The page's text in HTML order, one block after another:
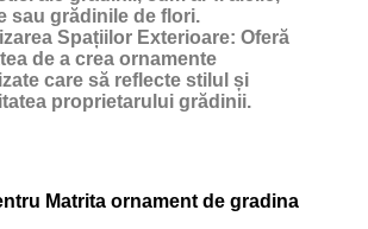
sau grădinile de flori.
Spațiilor Exterioare: Oferă
de a crea ornamente
care să reflecte stilul și
proprietarului grădinii.
Matrita ornament de gradina